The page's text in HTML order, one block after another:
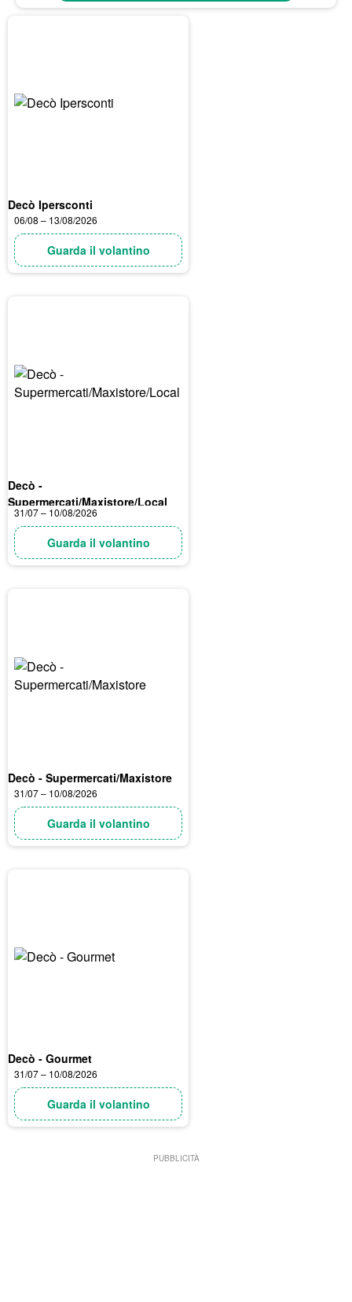
Decò Ipersconti
06/08 – 13/08/2026
Guarda il volantino
Decò -
Supermercati/Maxistore/Local
31/07 – 10/08/2026
Guarda il volantino
Decò - Supermercati/Maxistore
31/07 – 10/08/2026
Guarda il volantino
Decò - Gourmet
31/07 – 10/08/2026
Guarda il volantino
PUBBLICITÀ